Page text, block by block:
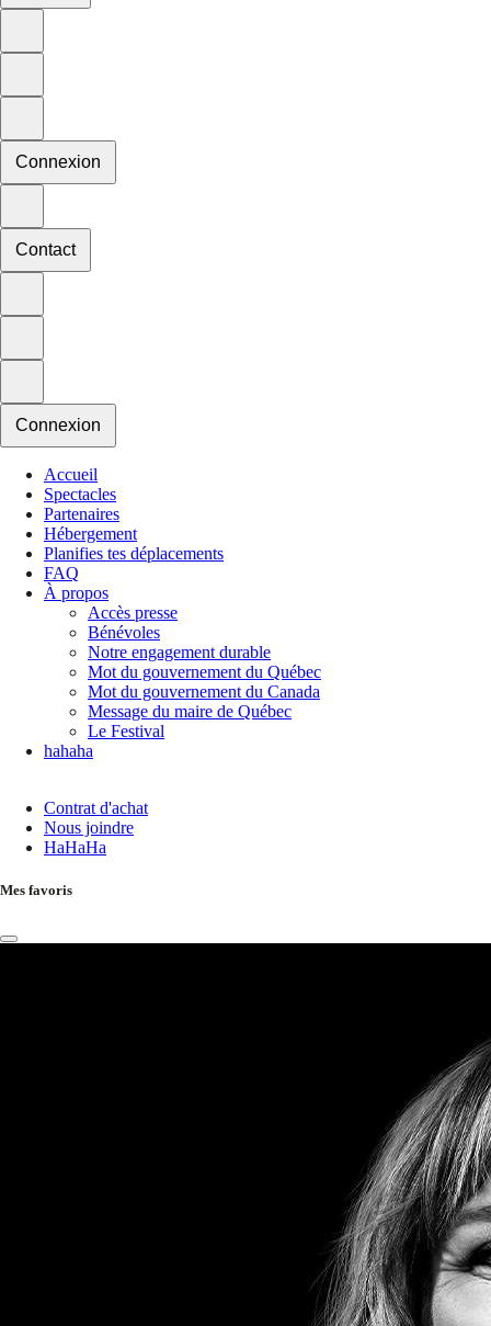
Connexion
Contact
Connexion
Accueil
Spectacles
Partenaires
Hébergement
Planifies tes déplacements
FAQ
À propos
Accès presse
Bénévoles
Notre engagement durable
Mot du gouvernement du Québec
Mot du gouvernement du Canada
Message du maire de Québec
Le Festival
hahaha
Contrat d'achat
Nous joindre
HaHaHa
Mes favoris